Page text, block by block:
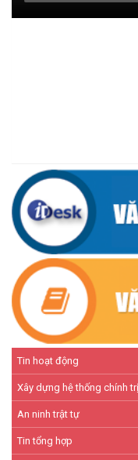
Tin hoạt động
Xây dựng hệ thống chính trị
An ninh trật tự
Tin tổng hợp
NÂNG CAO HIỆU QUẢ
TRÊN ĐỊA BÀN XÃ CƯ
(07/07/2026)